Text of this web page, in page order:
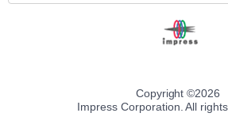
Copyright ©2026
Impress Corporation. All